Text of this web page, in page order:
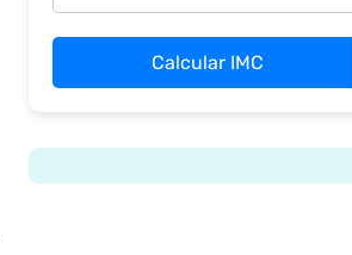
Calcular IMC